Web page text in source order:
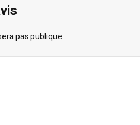
pas publique.